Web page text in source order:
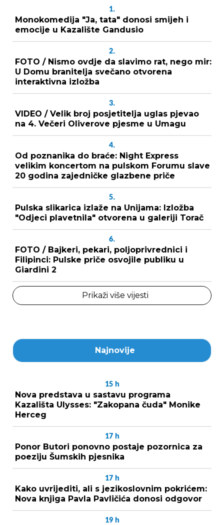
1.
Monokomedija "Ja, tata" donosi smijeh i
emocije u Kazalište Gandusio
2.
FOTO / Nismo ovdje da slavimo rat, nego mir:
U Domu branitelja svečano otvorena
interaktivna izložba
3.
VIDEO / Velik broj posjetitelja uglas pjevao
na 4. Večeri Oliverove pjesme u Umagu
4.
Od poznanika do braće: Night Express
velikim koncertom na pulskom Forumu slave
20 godina zajedničke glazbene priče
5.
Pulska slikarica izlaže na Unijama: Izložba
"Odjeci plavetnila" otvorena u galeriji Torač
6.
FOTO / Bajkeri, pekari, poljoprivrednici i
Filipinci: Pulske priče osvojile publiku u
Giardini 2
Prikaži više vijesti
Najnovije
15 h
Nova predstava u sastavu programa
Kazališta Ulysses: "Zakopana čuda" Monike
Herceg
17 h
Ponor Butori ponovno postaje pozornica za
poeziju Šumskih pjesnika
17 h
Kako uvrijediti, ali s jezikoslovnim pokrićem:
Nova knjiga Pavla Pavličića donosi odgovor
19 h